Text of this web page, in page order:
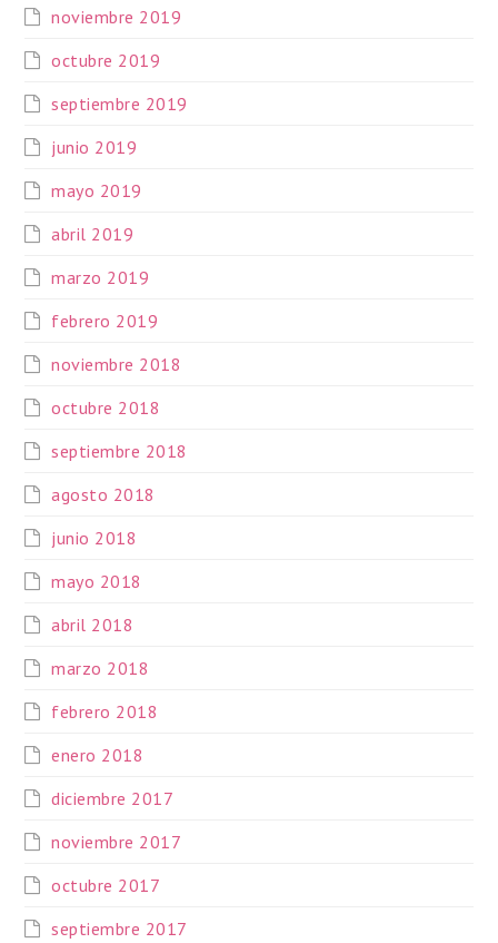
noviembre 2019
octubre 2019
septiembre 2019
junio 2019
mayo 2019
abril 2019
marzo 2019
febrero 2019
noviembre 2018
octubre 2018
septiembre 2018
agosto 2018
junio 2018
mayo 2018
abril 2018
marzo 2018
febrero 2018
enero 2018
diciembre 2017
noviembre 2017
octubre 2017
septiembre 2017